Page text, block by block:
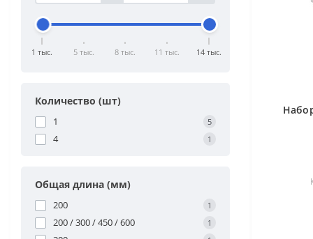
1 тыс. 5 тыс. 8 тыс. 11 тыс. 14 тыс.
Количество (шт)
1 5
4 1
Общая длина (мм)
200 1
200 / 300 / 450 / 600 1